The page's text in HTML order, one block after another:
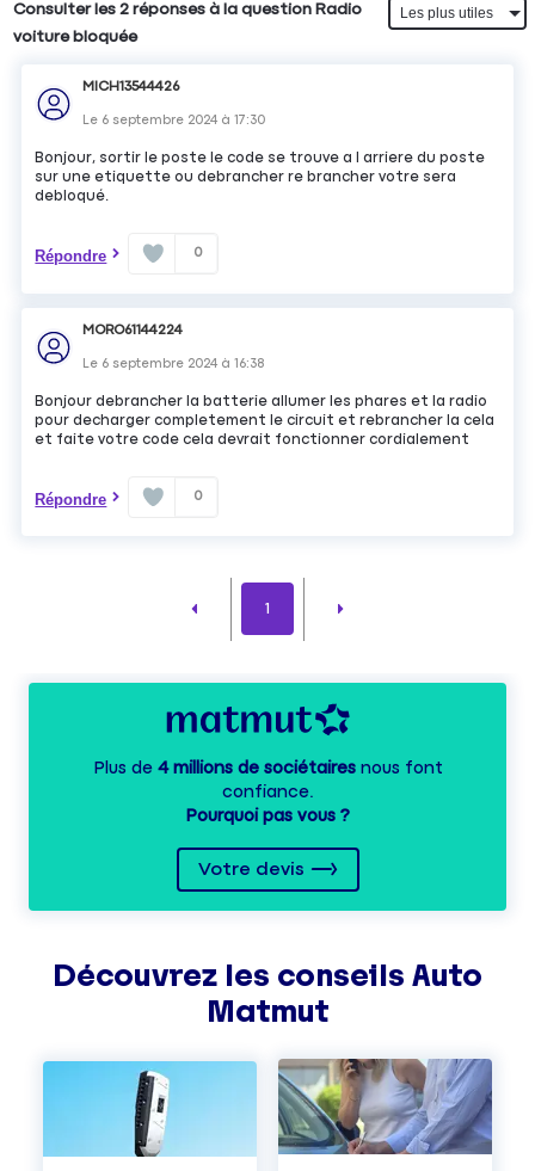
Consulter les 2 réponses à la question Radio
voiture bloquée
MICH13544426
Le 6 septembre 2024 à17:30
Bonjour, sortir le poste le code se trouve a l arriere du poste
sur une etiquette ou debrancher re brancher votre sera
debloqué.
Répondre 0
MORO61144224
Le 6 septembre 2024 à16:38
Bonjour debrancher la batterie allumer les phares et la radio
pour decharger completement le circuit et rebrancher la cela
et faite votre code cela devrait fonctionner cordialement
Répondre 0
1
Plus de 4 millions de sociétairesnous font
confiance.
Pourquoi pas vous ?
Votre devis
Découvrez les conseils Auto
Matmut